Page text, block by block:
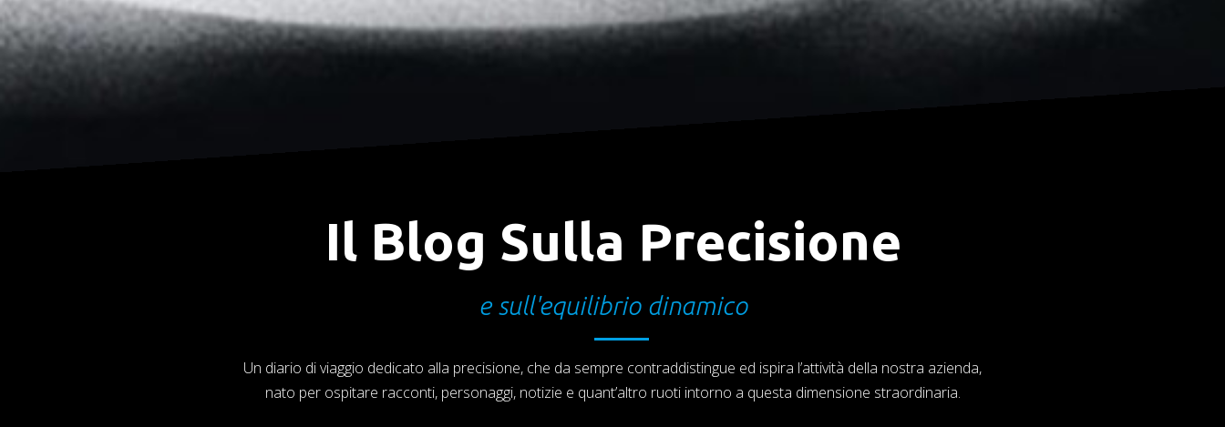
Il Blog Sulla Precisione
e sull'equilibrio dinamico
Un diario di viaggio dedicato alla precisione, che da sempre contraddistingue ed ispira l’attività della nostra azienda,
nato per ospitare racconti, personaggi, notizie e quant’altro ruoti intorno a questa dimensione straordinaria.